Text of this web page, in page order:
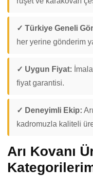
✓ Türkiye Geneli
her yerine gönderim
✓ Uygun Fiyat:
fiyat garantisi.
✓ Deneyimli Ekip:
kadromuzla kaliteli
Arı Kovanı